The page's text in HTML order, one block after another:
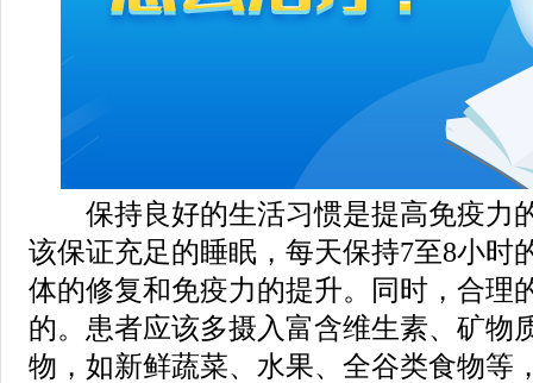
保持良好的生活习惯是提高免疫力
该保证充足的睡眠，每天保持7至8小时
体的修复和免疫力的提升。同时，合理
的。患者应该多摄入富含维生素、矿物
物，如新鲜蔬菜、水果、全谷类食物等